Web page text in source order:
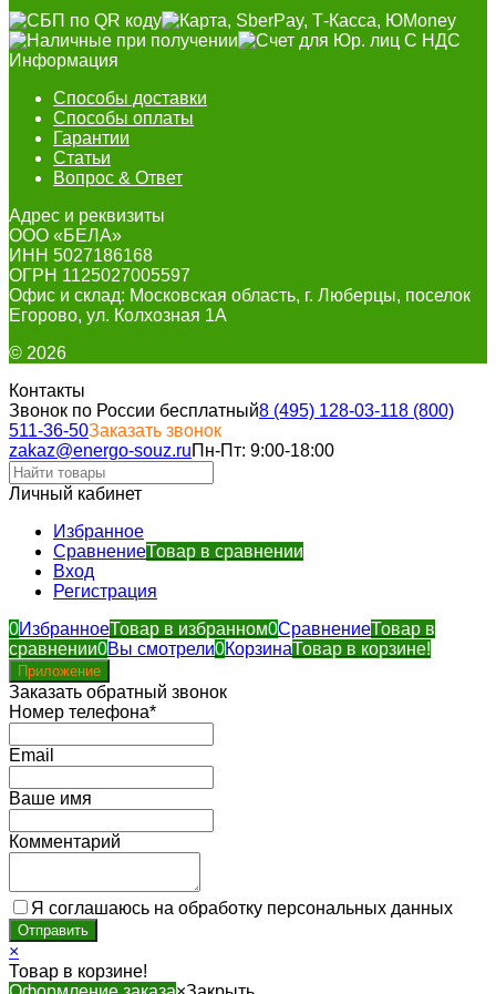
Информация
Способы доставки
Способы оплаты
Гарантии
Статьи
Вопрос & Ответ
Адрес и реквизиты
ООО «БЕЛА»
ИНН 5027186168
ОГРН 1125027005597
Офис и склад: Московская область, г. Люберцы, поселок
Егорово, ул. Колхозная 1А
© 2026
Контакты
Звонок по России бесплатный8 (495) 128-03-118 (800)
511-36-50Заказать звонок
zakaz@energo-souz.ruПн-Пт: 9:00-18:00
Личный кабинет
Избранное
СравнениеТовар в сравнении
Вход
Регистрация
0ИзбранноеТовар в избранном0СравнениеТовар в
сравнении0Вы смотрели0КорзинаТовар в корзине!
Приложение
Заказать обратный звонок
Номер телефона*
Email
Ваше имя
Комментарий
Я соглашаюсь на обработку персональных данных
×
Товар в корзине!